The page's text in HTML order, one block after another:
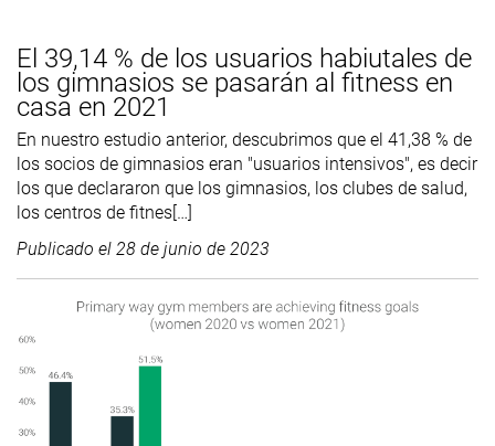
El 39,14 % de los usuarios habiutales de
los gimnasios se pasarán al fitness en
casa en 2021
En nuestro estudio anterior, descubrimos que el 41,38 % de
los socios de gimnasios eran "usuarios intensivos", es decir
los que declararon que los gimnasios, los clubes de salud,
los centros de fitnes[…]
Publicado el 28 de junio de 2023